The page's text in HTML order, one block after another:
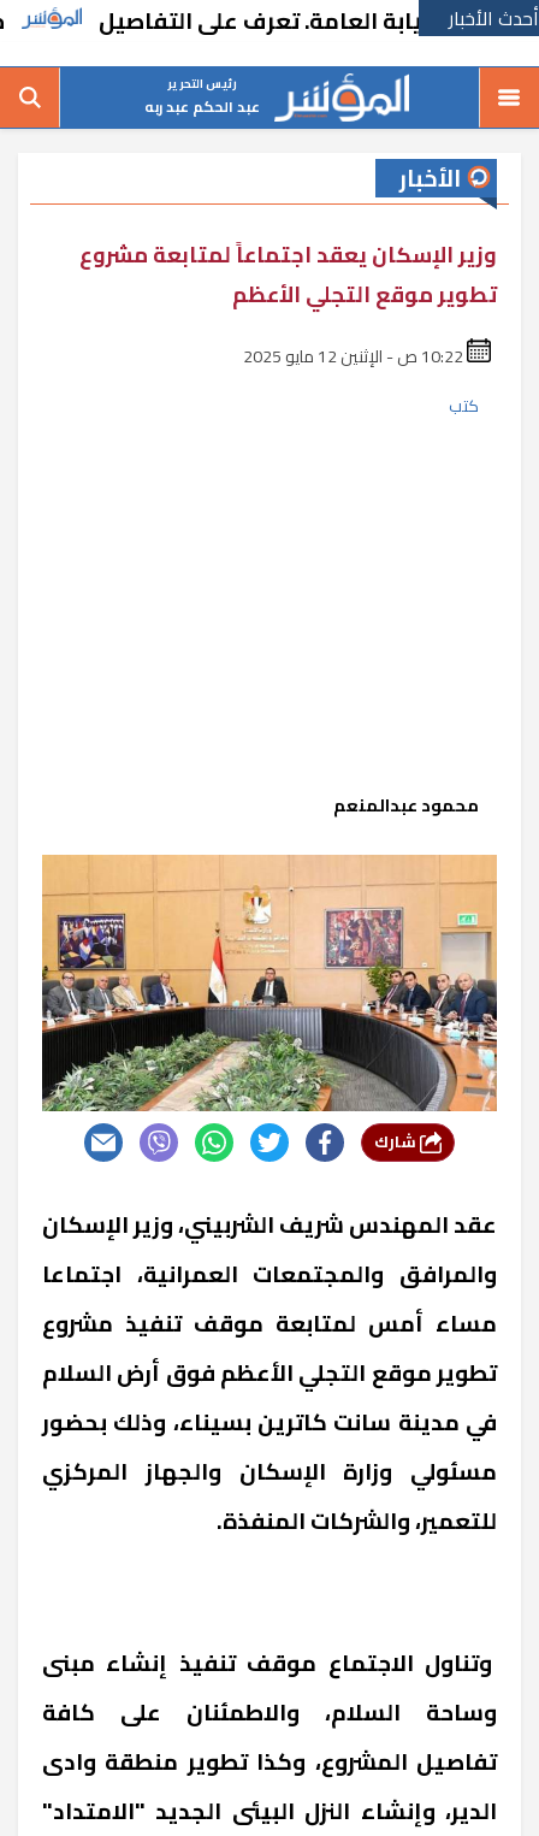
أحدث الأخبار العامة. تعرف على التفاصيل خطة
رئيس التحرير
عبد الحكم عبد ربه
الأخبار
وزير الإسكان يعقد اجتماعاً لمتابعة مشروع
تطوير موقع التجلي الأعظم
كتب
محمود عبدالمنعم
عقد المهندس شريف الشربيني، وزير الإسكان
والمرافق والمجتمعات العمرانية، اجتماعا
مساء أمس لمتابعة موقف تنفيذ مشروع
تطوير موقع التجلي الأعظم فوق أرض السلام
في مدينة سانت كاترين بسيناء، وذلك بحضور
مسئولي وزارة الإسكان والجهاز المركزي
للتعمير، والشركات المنفذة.
وتناول الاجتماع موقف تنفيذ إنشاء مبنى
وساحة السلام، والاطمئنان على كافة
تفاصيل المشروع، وكذا تطوير منطقة وادى
الدير، وإنشاء النزل البيئى الجديد "الامتداد"